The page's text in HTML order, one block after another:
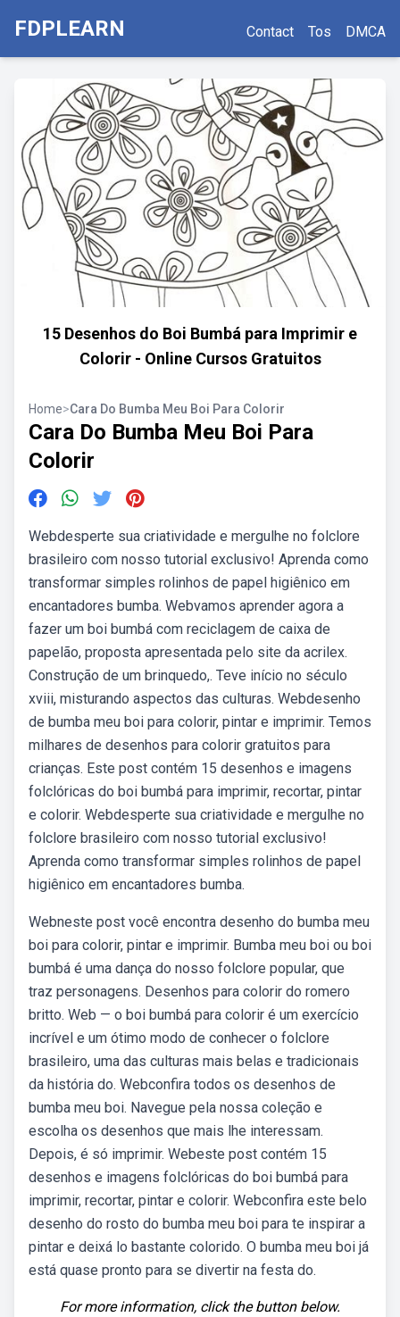
FDPLEARN Contact Tos DMCA
15 Desenhos do Boi Bumbá para Imprimir e
Colorir - Online Cursos Gratuitos
Home>Cara Do Bumba Meu Boi Para Colorir
Cara Do Bumba Meu Boi Para
Colorir
Webdesperte sua criatividade e mergulhe no folclore
brasileiro com nosso tutorial exclusivo! Aprenda como
transformar simples rolinhos de papel higiênico em
encantadores bumba. Webvamos aprender agora a
fazer um boi bumbá com reciclagem de caixa de
papelão, proposta apresentada pelo site da acrilex.
Construção de um brinquedo,. Teve início no século
xviii, misturando aspectos das culturas. Webdesenho
de bumba meu boi para colorir, pintar e imprimir. Temos
milhares de desenhos para colorir gratuitos para
crianças. Este post contém 15 desenhos e imagens
folclóricas do boi bumbá para imprimir, recortar, pintar
e colorir. Webdesperte sua criatividade e mergulhe no
folclore brasileiro com nosso tutorial exclusivo!
Aprenda como transformar simples rolinhos de papel
higiênico em encantadores bumba.
Webneste post você encontra desenho do bumba meu
boi para colorir, pintar e imprimir. Bumba meu boi ou boi
bumbá é uma dança do nosso folclore popular, que
traz personagens. Desenhos para colorir do romero
britto. Web — o boi bumbá para colorir é um exercício
incrível e um ótimo modo de conhecer o folclore
brasileiro, uma das culturas mais belas e tradicionais
da história do. Webconfira todos os desenhos de
bumba meu boi. Navegue pela nossa coleção e
escolha os desenhos que mais lhe interessam.
Depois, é só imprimir. Webeste post contém 15
desenhos e imagens folclóricas do boi bumbá para
imprimir, recortar, pintar e colorir. Webconfira este belo
desenho do rosto do bumba meu boi para te inspirar a
pintar e deixá lo bastante colorido. O bumba meu boi já
está quase pronto para se divertir na festa do.
For more information, click the button below.